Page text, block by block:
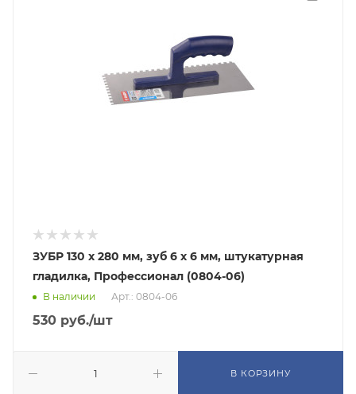
ЗУБР 130 х 280 мм, зуб 6 х 6 мм, штукатурная
гладилка, Профессионал (0804-06)
В наличии Арт.: 0804-06
530 руб./шт
В КОРЗИНУ